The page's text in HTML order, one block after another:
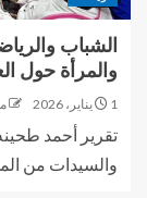
الشباب
والمرأة حول
1 يناير، 2026
تقرير أحمد
والسيدات من